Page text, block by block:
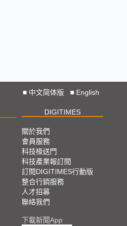
■ 中文简体版 ■ English
DIGITIMES
關於我們
會員服務
科技椽送門
科技產業報訂閱
訂閱DIGITIMES行動版
整合行銷服務
人才招募
聯絡我們
下載新聞App